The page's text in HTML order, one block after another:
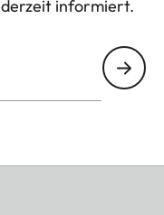
informiert.